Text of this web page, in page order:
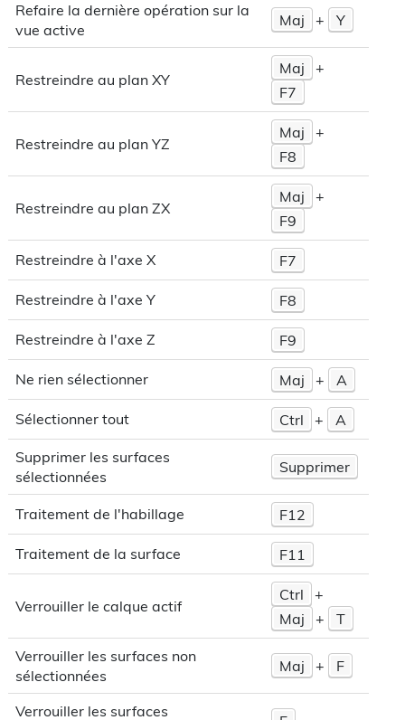
Refaire la dernière opération sur la
vue active
Maj + Y
Restreindre au plan XY
Maj
+
F7
Restreindre au plan YZ
Maj
+
F8
Restreindre au plan ZX
Maj
+
F9
Restreindre à l'axe X F7
Restreindre à l'axe Y F8
Restreindre à l'axe Z F9
Ne rien sélectionner Maj + A
Sélectionner tout Ctrl + A
Supprimer les surfaces
sélectionnées
Supprimer
Traitement de l'habillage F12
Traitement de la surface F11
Verrouiller le calque actif
Ctrl
+
Maj
+ T
Verrouiller les surfaces non
sélectionnées
Maj + F
Verrouiller les surfaces